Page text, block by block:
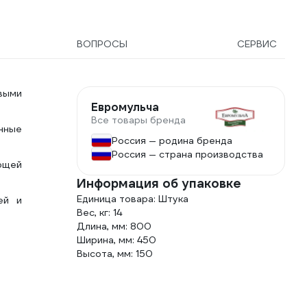
ВОПРОСЫ СЕРВИС
и
Евромульча
Все товары бренда
Россия — родина бренда
Россия — страна производства
Информация об упаковке
Единица товара: Штука
Вес, кг: 14
Длина, мм: 800
Ширина, мм: 450
Высота, мм: 150